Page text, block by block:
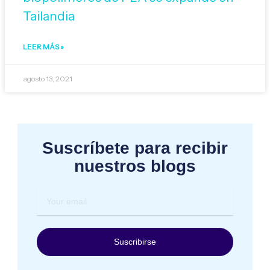
Tailandia
LEER MÁS »
agosto 13, 2021
Suscríbete para recibir
nuestros blogs
Suscribirse